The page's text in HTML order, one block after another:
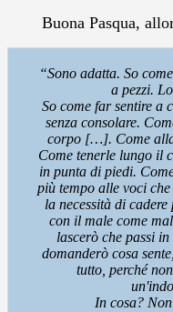
Buona Pasqua,
“Sono adatta. So
a pezzi.
So come far sentire a
senza consolare.
corpo […]. Come
Come tenerle lungo il
in punta di piedi.
più tempo alle voci
la necessità di
con il male come
lascerò che passi
domanderò cosa
tutto, perché
In cosa?